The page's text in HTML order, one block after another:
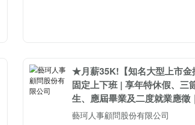
★月薪35K!【知名大型上市金
固定上下班 | 享年特休假、三
生、應屆畢業及二度就業應徵
藝珂人事顧問股份有限公司